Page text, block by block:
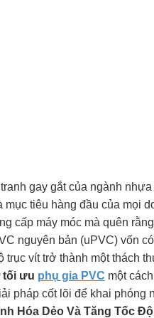
gay gắt của ngành
mục tiêu hàng đầu của mọi
cấp máy móc mà quên
nguyên bản (uPVC) vốn
trục vít trở thành một thách
tối ưu phụ gia PVC một
pháp cốt lõi để khai phóng
Hóa Dẻo Và Tăng Tốc